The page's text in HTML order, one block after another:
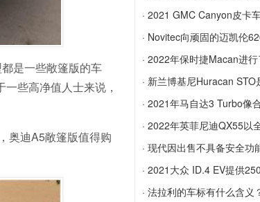
是一些敞篷版的车
些高净值人士来说，
奥迪A5敞篷版值得购
对欧洲
2021年梅赛德斯-奔驰E级
MotorTrend年度汽车
PHEV动力总成
法拉利SF90 Stradale的
动力总成
· 2021 GMC Canyon皮卡
野性能版
2021 GMC Canyon皮卡车
性能版
· Novitec向顽固的迈凯伦
马力
Novitec向顽固的迈凯伦
力
· 2022年保时捷Macan进
改...
2022年保时捷Macan进行了
以保留EV兄弟公司
· 新兰博基尼Huracan STO
级...
新兰博基尼Huracan STO
Trofeo赛车手
· 2021年马自达3 Turbo像
口...
2021年马自达3 Turbo像合
样加速加速，在5.7秒内达到
· 2022年英菲尼迪QX55以
启...
2022年英菲尼迪QX55以全
的造型亮相
· 现代因出售不具备安全功
而...
现代因出售不具备安全功能
· 2021大众 ID.4 EV提供
2021大众 ID.4 EV提供250
· 法拉利的车标有什么含义